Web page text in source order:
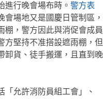
進行晚會場布時。 警方表
會場地又是國慶日管制區，
棚，警方因此與消促會成員
方堅持不准搭設遮雨棚，但
卸貨、徒手搬運，且直到晚
「允許消防員組工會」、